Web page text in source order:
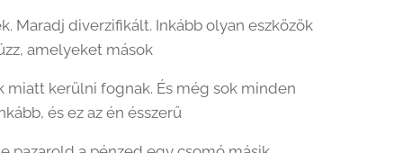
Maradj diverzifikált. Inkább olyan eszközök
amelyeket mások
miatt kerülni fognak. És még sok minden
és ez az én ésszerű